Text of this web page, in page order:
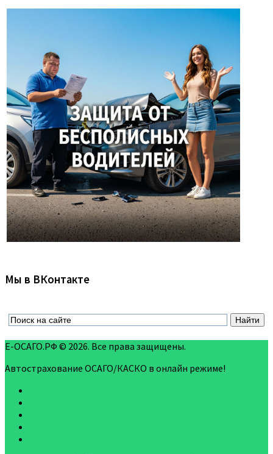
Мы в ВКонтакте
Е-ОСАГО.РФ © 2026. Все права защищены.
Автострахование ОСАГО/КАСКО в онлайн режиме!